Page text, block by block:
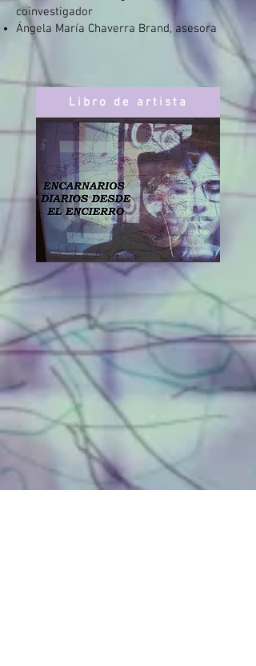
coinvestigador
Ángela María Chaverra Brand, asesora
Libro de artista